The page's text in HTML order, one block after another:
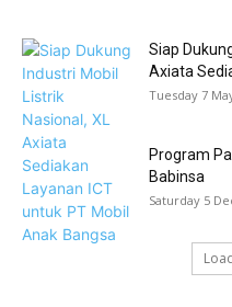
Siap
Axiata
Tuesday 7
Program
Babinsa
Saturday 5